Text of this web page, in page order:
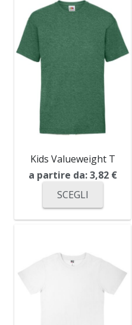
Kids Valueweight T
a partire da:3,82 €
SCEGLI